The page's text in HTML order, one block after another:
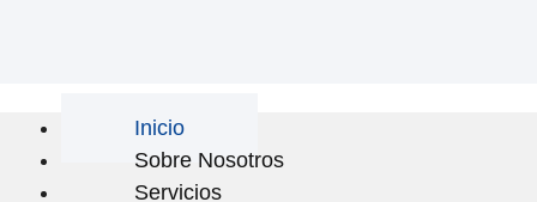
Inicio
Sobre Nosotros
Servicios